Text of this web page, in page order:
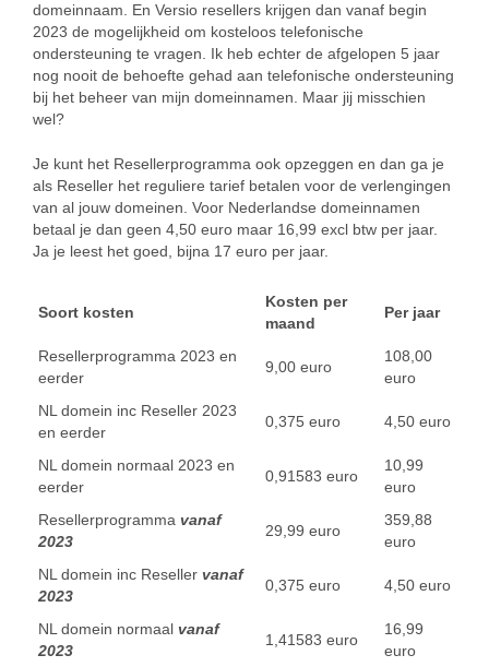
domeinnaam. En Versio resellers krijgen dan vanaf begin
2023 de mogelijkheid om kosteloos telefonische
ondersteuning te vragen. Ik heb echter de afgelopen 5 jaar
nog nooit de behoefte gehad aan telefonische ondersteuning
bij het beheer van mijn domeinnamen. Maar jij misschien
wel?
Je kunt het Resellerprogramma ook opzeggen en dan ga je
als Reseller het reguliere tarief betalen voor de verlengingen
van al jouw domeinen. Voor Nederlandse domeinnamen
betaal je dan geen 4,50 euro maar 16,99 excl btw per jaar.
Ja je leest het goed, bijna 17 euro per jaar.
Soort kosten
Kosten per
maand
Per jaar
Resellerprogramma 2023 en
eerder
9,00 euro
108,00
euro
NL domein inc Reseller 2023
en eerder
0,375 euro 4,50 euro
NL domein normaal 2023 en
eerder
0,91583 euro
10,99
euro
Resellerprogramma vanaf
2023
29,99 euro
359,88
euro
NL domein inc Reseller vanaf
2023
0,375 euro 4,50 euro
NL domein normaal vanaf
2023
1,41583 euro
16,99
euro